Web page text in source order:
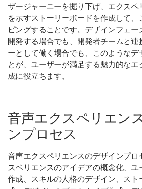
ザージャーニーを掘り下げ、エクスペ
を示すストーリーボードを作成して、
ピングすることです。デザインフェー
開発する場合でも、開発者チームと連
ーとして働く場合でも、このようなデ
とが、ユーザーが満足する魅力的な
成に役立ちます。
音声エクスペリエン
ンプロセス
音声エクスペリエンスのデザインプロ
スペリエンスのアイデアの概念化、ユ
作成、スキルの人格のデザイン、スト